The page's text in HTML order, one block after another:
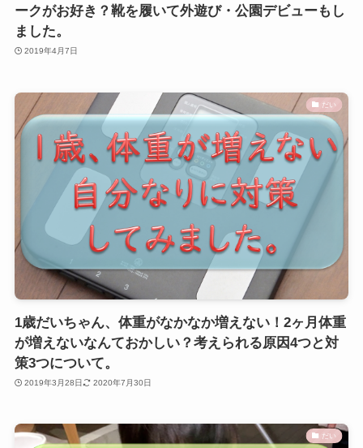
ークがお好き？靴を履いて外遊び・公園デビューもし
ました。
2019年4月7日
だい
1歳だいちゃん、体重がなかなか増えない！2ヶ月体重
が増えないなんておかしい？考えられる原因4つと対
策3つについて。
2019年3月28日 2020年7月30日
だい